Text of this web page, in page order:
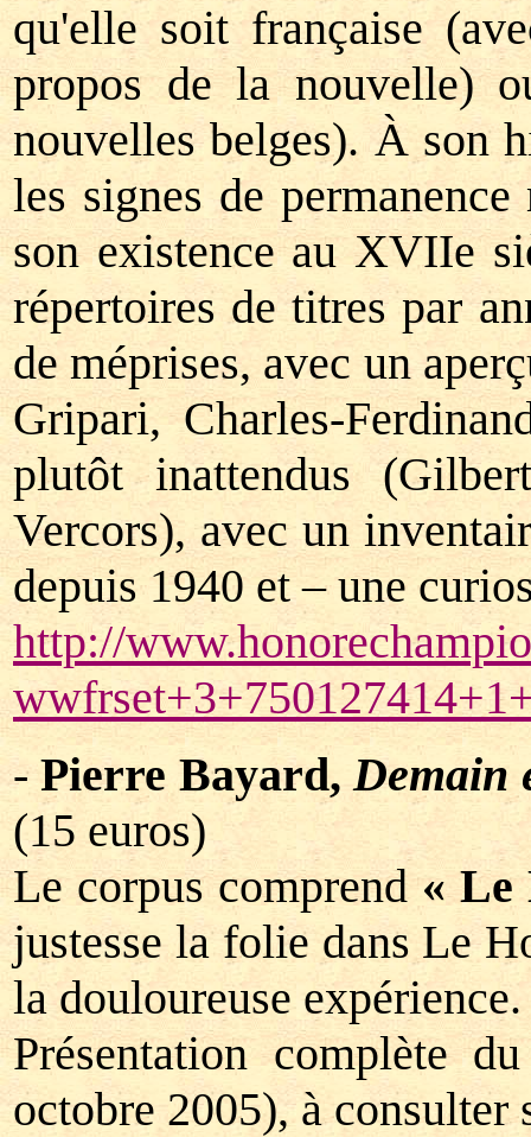
qu'elle soit française
propos de la nouvelle)
nouvelles belges). À son
les signes de
son existence au XVIIe
répertoires de titres par
de méprises, avec un
Gripari, Charles-
plutôt inattendus
Vercors), avec un
depuis 1940 et – une
http://
-Pierre Bayard,Demain
(15 euros)
Le corpus comprend« Le
justesse la folie dans Le
la douloureuse
Présentation complète
octobre 2005), à